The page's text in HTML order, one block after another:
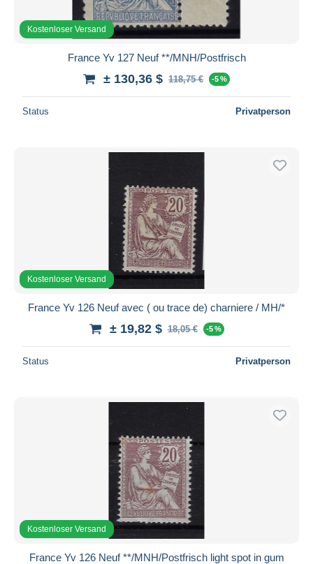
Kostenloser Versand
France Yv 127 Neuf **/MNH/Postfrisch
± 130,36 $ 118,75 € -5 %
Status Privatperson
Kostenloser Versand
France Yv 126 Neuf avec ( ou trace de) charniere / MH/*
± 19,82 $ 18,05 € -5 %
Status Privatperson
Kostenloser Versand
France Yv 126 Neuf **/MNH/Postfrisch light spot in gum